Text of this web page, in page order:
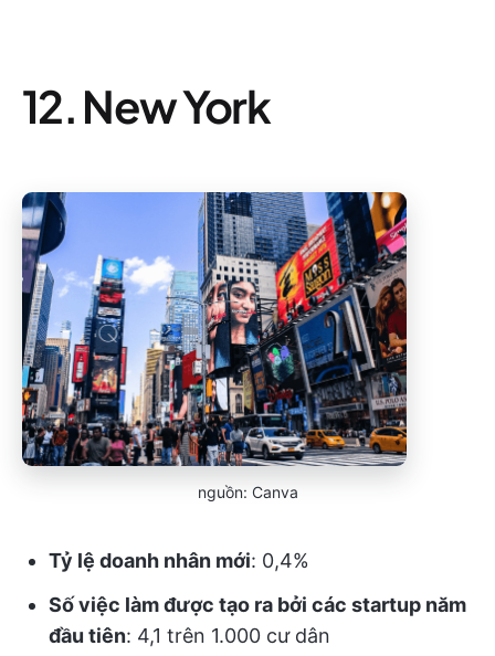
12. New York
nguồn: Canva
Tỷ lệ doanh nhân mới: 0,4%
Số việc làm được tạo ra bởi các startup năm
đầu tiên: 4,1 trên 1.000 cư dân